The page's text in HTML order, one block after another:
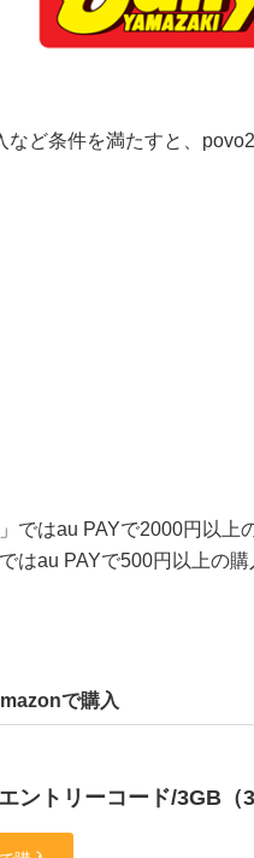
ど条件を満たすと、
ではau PAYで2000円以上
はau PAYで500円以上の
で購入
ントリーコード/3GB（